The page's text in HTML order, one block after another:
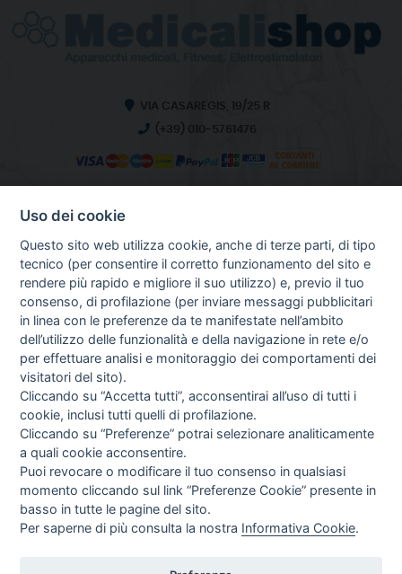
VIA CASAREGIS, 19/25 R
(+39) 010-5761476
HOME
CHI SIAMO
NOTIZIE
CONTATTI
GUIDA AGLI ACQUISTI
PROCEDURA DI ACQUISTO
PAGAMENTI
DIRITTO DI RECESSO
SPEDIZIONI E COSTI
GESTIONE RESI
NEWSLETTER
Consulta la nostra Privacy Policy
Uso dei cookie
Questo sito web utilizza cookie, anche di terze parti, di tipo
tecnico (per consentire il corretto funzionamento del sito e
rendere più rapido e migliore il suo utilizzo) e, previo il tuo
consenso, di profilazione (per inviare messaggi pubblicitari
in linea con le preferenze da te manifestate nell’ambito
dell’utilizzo delle funzionalità e della navigazione in rete e/o
per effettuare analisi e monitoraggio dei comportamenti dei
visitatori del sito).
Cliccando su “Accetta tutti”, acconsentirai all’uso di tutti i
cookie, inclusi tutti quelli di profilazione.
Cliccando su “Preferenze” potrai selezionare analiticamente
a quali cookie acconsentire.
Puoi revocare o modificare il tuo consenso in qualsiasi
momento cliccando sul link “Preferenze Cookie” presente in
basso in tutte le pagine del sito.
Per saperne di più consulta la nostra Informativa Cookie.